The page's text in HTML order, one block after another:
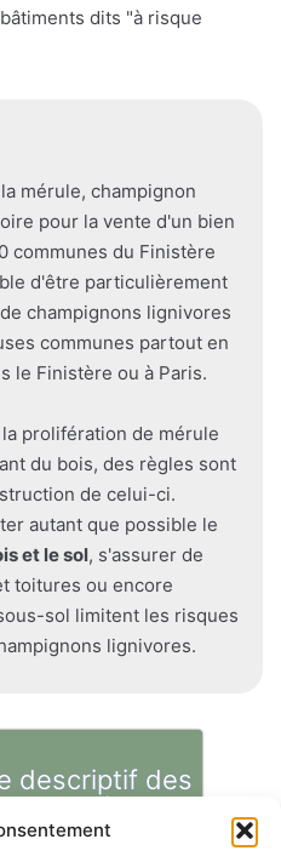
dits "à risque
mérule, champignon
pour la vente d'un bien
communes du Finistère
d'être particulièrement
champignons lignivores
communes partout en
le Finistère ou à Paris.
prolifération de mérule
du bois, des règles sont
de celui-ci.
autant que possible le
et le sol, s'assurer de
toitures ou encore
sol limitent les risques
lignivores.
descriptif des
ma ville